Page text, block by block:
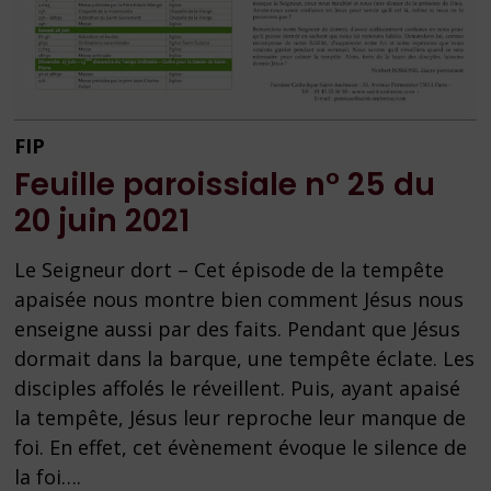
FIP
Feuille paroissiale n° 25 du
20 juin 2021
Le Seigneur dort – Cet épisode de la tempête
apaisée nous montre bien comment Jésus nous
enseigne aussi par des faits. Pendant que Jésus
dormait dans la barque, une tempête éclate. Les
disciples affolés le réveillent. Puis, ayant apaisé
la tempête, Jésus leur reproche leur manque de
foi. En effet, cet évènement évoque le silence de
la foi….